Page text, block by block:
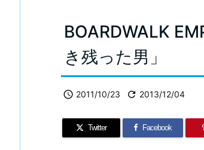
BOARDWALK
き残った男」
 2011/10/23  2013/12/04
Twitter Facebook